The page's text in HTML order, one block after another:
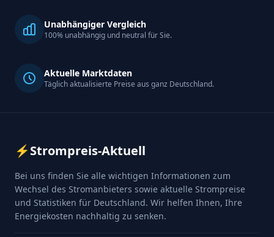
Unabhängiger Vergleich
100% unabhängig und neutral für Sie.
Aktuelle Marktdaten
Täglich aktualisierte Preise aus ganz Deutschland.
⚡Strompreis-Aktuell
Bei uns finden Sie alle wichtigen Informationen zum
Wechsel des Stromanbieters sowie aktuelle Strompreise
und Statistiken für Deutschland. Wir helfen Ihnen, Ihre
Energiekosten nachhaltig zu senken.